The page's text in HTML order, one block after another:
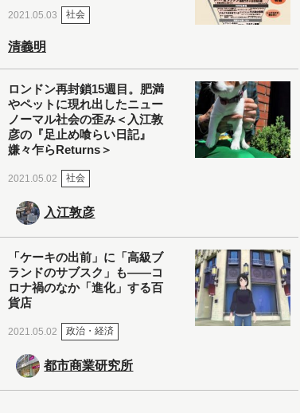
2021.05.03 社会
清義明
ロンドン再封鎖15週目。肥満
やペットに現れ出したニュー
ノーマル社会の歪み＜入江敦
彦の『足止め喰らい日記』
嫌々乍らReturns＞
2021.05.02 社会
入江敦彦
「ケーキの出前」に「高級ブ
ランドのサブスク」も――コ
ロナ禍のなか「進化」する百
貨店
2021.05.02 政治・経済
都市商業研究所